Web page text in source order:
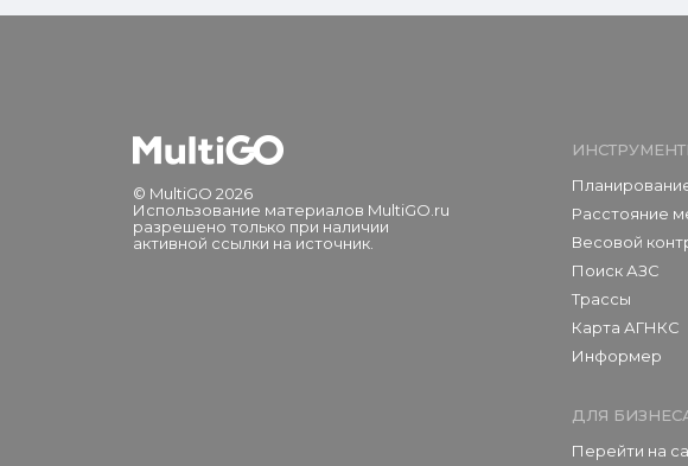
© MultiGO 2026
Использование материалов MultiGO.ru
разрешено только при наличии
активной ссылки на источник.
Расстояние
Весовой
Поиск АЗС
Трассы
Карта АГНКС
Информер
ДЛЯ
Перейти на